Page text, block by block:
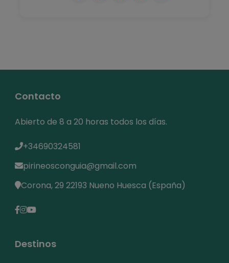
Contacto
Abierto de 8 a 20 horas todos los días.
+34690324581
pirineosconguia@gmail.com
Corona, 29 22193 Nueno Huesca (España)
Destinos